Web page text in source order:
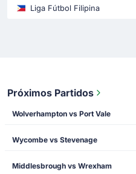
Liga Fútbol Filipina
Próximos Partidos
Wolverhampton vs Port Vale
Wycombe vs Stevenage
Middlesbrough vs Wrexham